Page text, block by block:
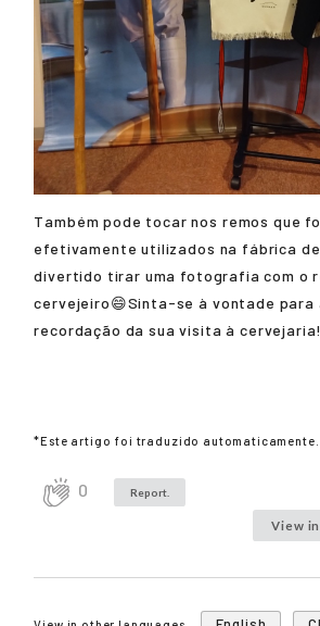
Também pode tocar nos remos que
efetivamente utilizados na fábrica
divertido tirar uma fotografia com o
cervejeiro😄Sinta-se à vontade para
recordação da sua visita à cervejaria!
*Este artigo foi traduzido automaticamente.
0 Report.
View